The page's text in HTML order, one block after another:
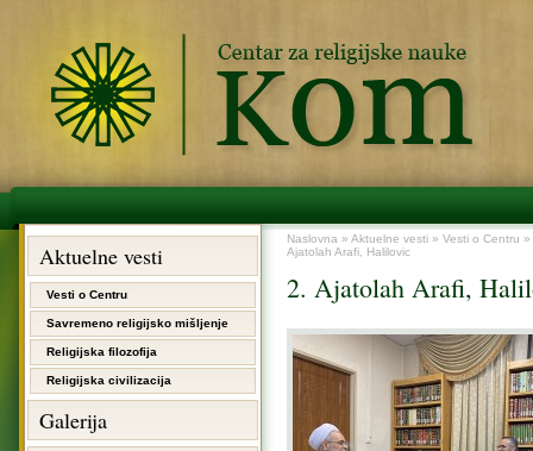
Aktuelne vesti
Vesti o Centru
Savremeno religijsko mišljenje
Religijska filozofija
Religijska civilizacija
Galerija
Naslovna » Aktuelne vesti » Vesti o Centru »
Ajatolah Arafi, Halilovic
2. Ajatolah Arafi,